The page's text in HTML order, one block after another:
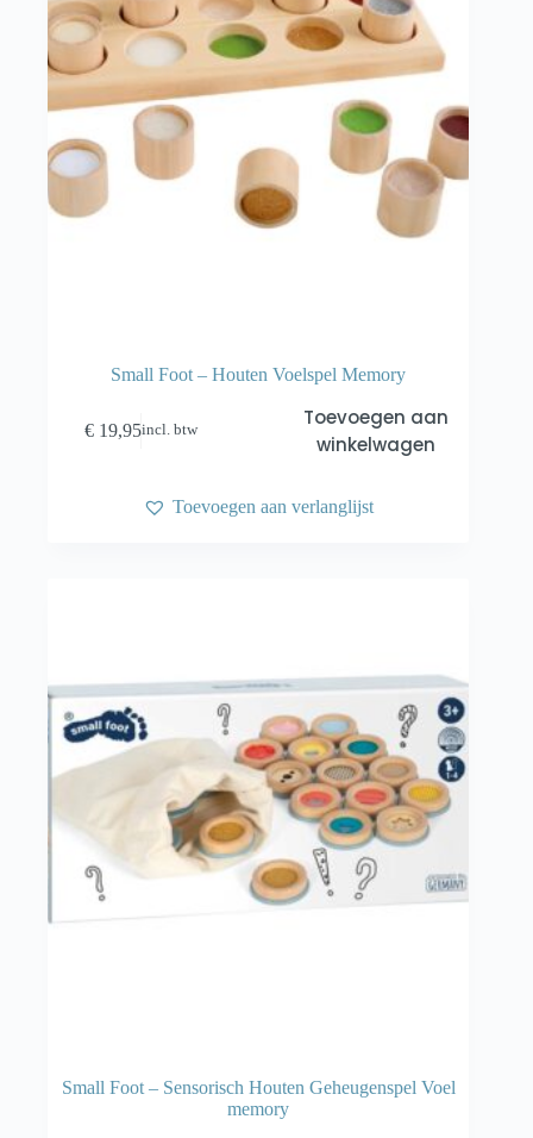
Small Foot – Houten Voelspel Memory
€ 19,95incl. btw
Toevoegen aan
winkelwagen
Toevoegen aan verlanglijst
Small Foot – Sensorisch Houten Geheugenspel Voel
memory